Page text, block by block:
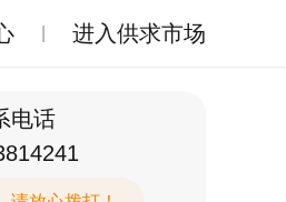
进入供求市场
电话